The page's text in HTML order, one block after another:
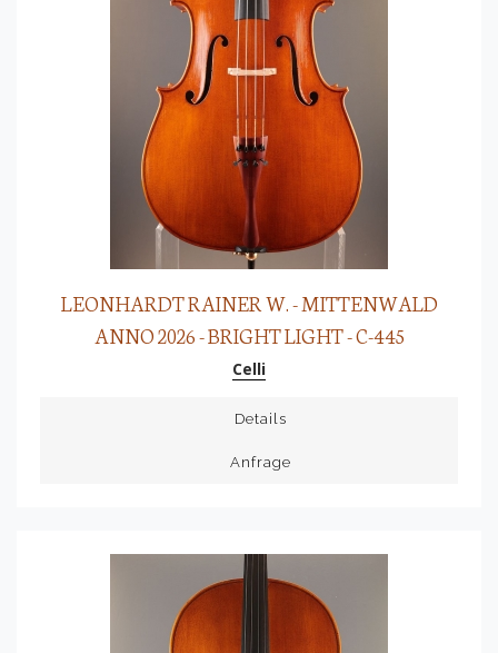
LEONHARDT RAINER W. - MITTENWALD
ANNO 2026 - BRIGHT LIGHT - C-445
Celli
Details
Anfrage